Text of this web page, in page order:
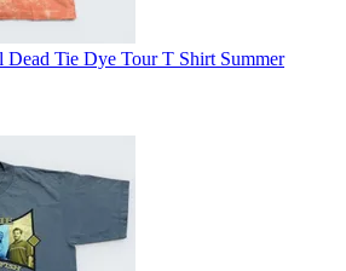
Dead Tie Dye Tour T Shirt Summer